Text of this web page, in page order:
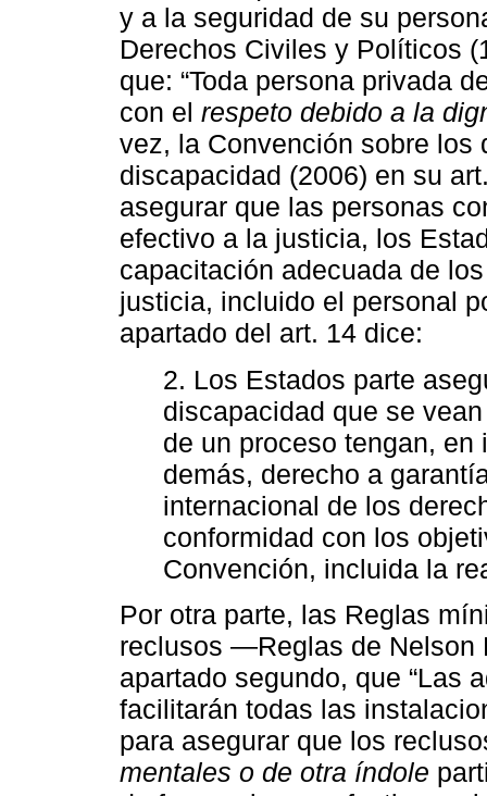
y a la seguridad de su
Derechos Civiles y Políticos
que: “Toda persona privada
con el respeto debido a la
vez, la Convención sobre los
discapacidad (2006) en su
asegurar que las personas
efectivo a la justicia, los
capacitación adecuada de
justicia, incluido el personal
apartado del art. 14 dice:
2. Los Estados parte
discapacidad que se
de un proceso tengan,
demás, derecho a
internacional de los
conformidad con los
Convención, incluida la
Por otra parte, las Reglas
reclusos —Reglas de Nelson
apartado segundo, que “Las
facilitarán todas las
para asegurar que los
mentales o de otra índole